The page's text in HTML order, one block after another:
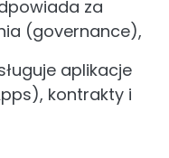
za
(governance),
aplikacje
kontrakty i